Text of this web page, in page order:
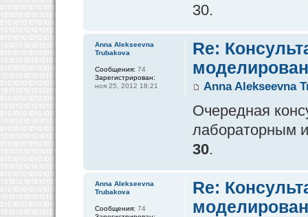
30.
Re:
Anna Alekseevna
Очередная
лабораторным
30.
Anna Alekseevna
Trubakova
Сообщения: 74
Зарегистрирован:
ноя 25, 2012 18:21
Re:
Anna Alekseevna
Trubakova
Сообщения: 74